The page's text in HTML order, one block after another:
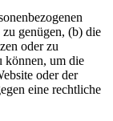
genügen, (b) die
oder zu
können, um die
oder der
eine rechtliche